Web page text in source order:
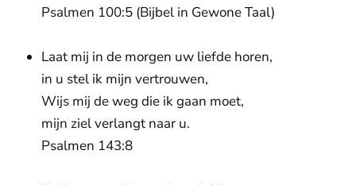
Psalmen 100:5 (Bijbel in Gewone Taal)
Laat mij in de morgen uw liefde horen,
in u stel ik mijn vertrouwen,
Wijs mij de weg die ik gaan moet,
mijn ziel verlangt naar u.
Psalmen 143:8